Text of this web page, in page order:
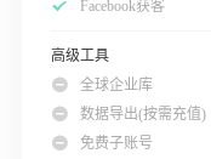
Facebook获客
高级工具
全球企业库
数据导出(按需充值)
免费子账号